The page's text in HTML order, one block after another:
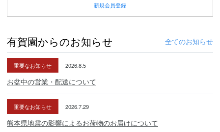
新規会員登録
有賀園からのお知らせ 全てのお知らせ
重要なお知らせ 2026.8.5
お盆中の営業・配送について
重要なお知らせ 2026.7.29
熊本県地震の影響によるお荷物のお届けについて